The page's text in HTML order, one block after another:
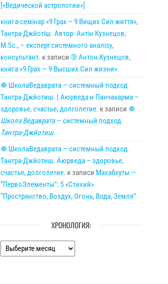
[«Ведической астрологии»]
книга-семінар «9 Грах – 9 Вищих Сил життя»,
Тантра-Джйотіш. Автор: Антін Кузнецов,
M.Sc., – експерт системного аналізу,
консультант. к записи ➈ Антон Кузнецов,
книга «9 Грах — 9 Высших Сил жизни».
☸ ШколаВедаврата — системный подход
Тантра-Джйотиш. | Аюрведа и Панчакарма –
здоровье, счастье, долголетие. к записи ☸
Школа Ведаврата— системный подход
Тантра-Джйотиш.
☸ ШколаВедаврата — системный подход
Тантра-Джйотиш. Аюрведа – здоровье,
счастье, долголетие. к записи Махабхуты —
“ПервоЭлементы”: 5 «Стихий»
“Пространство, Воздух, Огонь, Вода, Земля”
ХРОНОЛОГИЯ:
Хронология: